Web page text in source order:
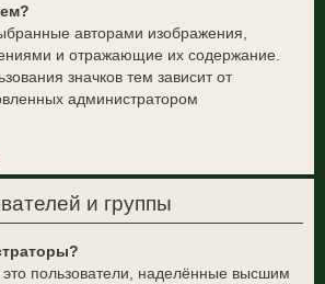
авторами изображения,
и отражающие их содержание.
значков тем зависит от
администратором
и группы
пользователи, наделённые высшим